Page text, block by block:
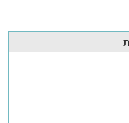
פרגולות עם מגוון
הדרוזי, יום כיף
ספא